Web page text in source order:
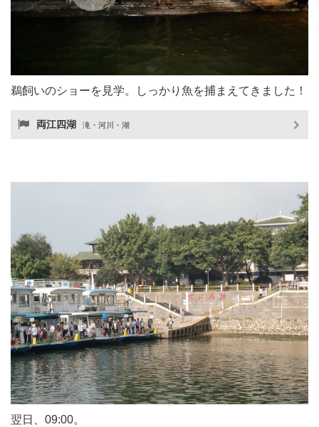
鵜飼いのショーを見学。しっかり魚を捕まえてきました！
両江四湖 滝・河川・湖
翌日、09:00。